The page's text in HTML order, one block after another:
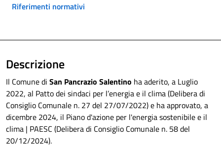
Riferimenti normativi
Descrizione
Il Comune di San Pancrazio Salentino ha aderito, a Luglio
2022, al Patto dei sindaci per l’energia e il clima (Delibera di
Consiglio Comunale n. 27 del 27/07/2022) e ha approvato, a
dicembre 2024, il Piano d'azione per l'energia sostenibile e il
clima | PAESC (Delibera di Consiglio Comunale n. 58 del
20/12/2024).